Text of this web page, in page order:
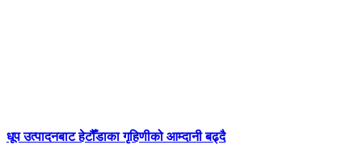
धूप उत्पादनबाट हेटौँडाका गृहिणीको आम्दानी बढ्दै